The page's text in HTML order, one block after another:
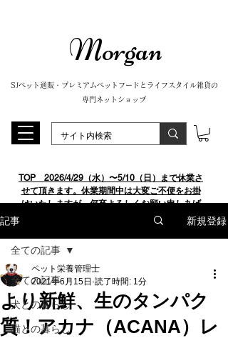
SJペット通販・プレミアムペットフードとライフスタイル雑貨の
専門ネットショップ
Morgan
TOP ​ 2026/4/29（水）〜5/10（日）まで休業さ
せて頂きます。休業期間中は大変ご不便をお掛
けいたしますが、何卒よろしくお願い申しあげ
記事 新規登録
全ての記事
犬との暮らし
猫との暮らし
全ての記事
より新鮮、生のタンパク
質！アカナ（ACANA）レ
ペット栄養管理士
2021年6月15日 読了時間: 1分